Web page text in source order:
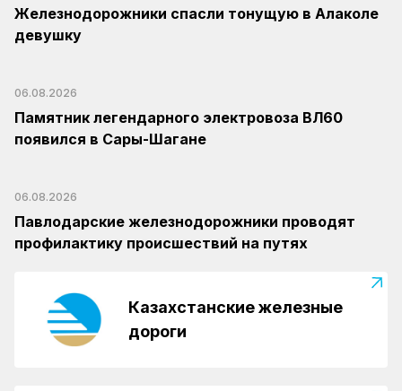
Железнодорожники спасли тонущую в Алаколе
девушку
06.08.2026
Памятник легендарного электровоза ВЛ60
появился в Сары-Шагане
06.08.2026
Павлодарские железнодорожники проводят
профилактику происшествий на путях
Казахстанские железные
дороги